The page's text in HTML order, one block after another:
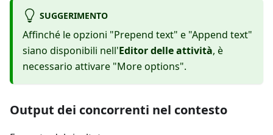
SUGGERIMENTO
Affinché le opzioni "Prepend text" e "Append text"
siano disponibili nell'Editor delle attività, è
necessario attivare "More options".
Output dei concorrenti nel contesto